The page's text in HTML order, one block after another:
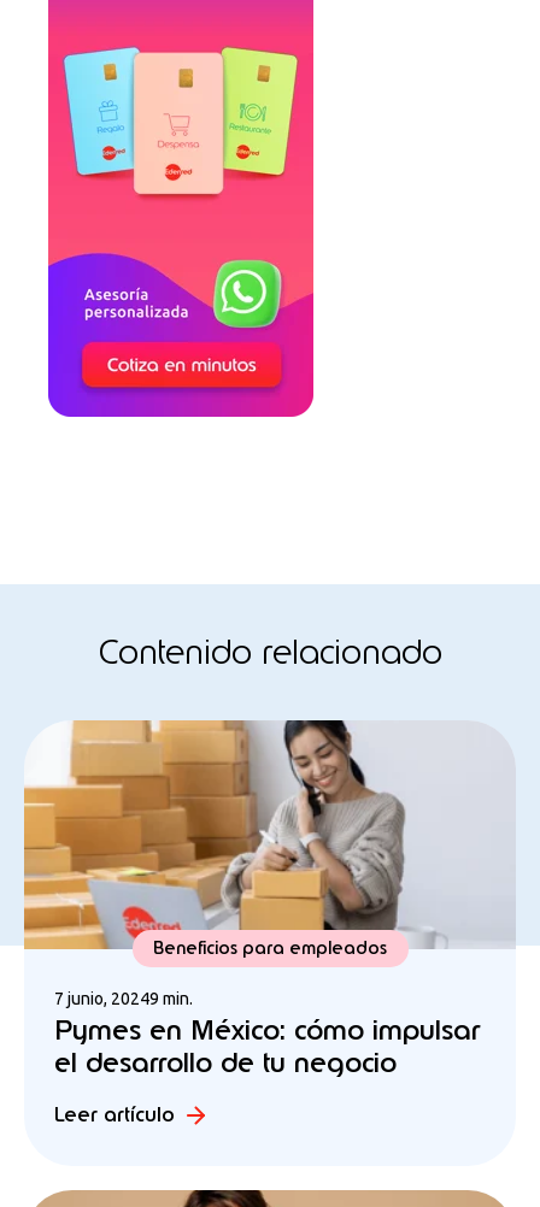
Contenido relacionado
Beneficios para empleados
7 junio, 20249 min.
Pymes en México: cómo impulsar
el desarrollo de tu negocio
Leer artículo